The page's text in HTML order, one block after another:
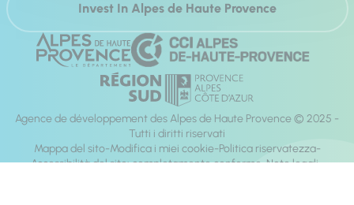
Invest In Alpes de Haute Provence
Agence de développement des Alpes de Haute Provence © 2025 -
Tutti i diritti riservati
Mappa del sito Modifica i miei cookie Politica riservatezza
Accessibilità del sito: completamente conforme Note legali